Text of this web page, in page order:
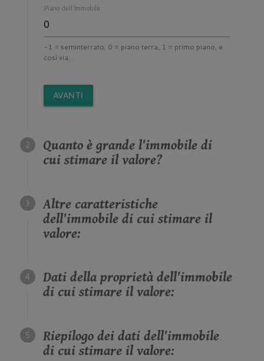
Piano dell'immobile:
-1 = seminterrato, 0 = piano terra, 1 = primo piano, e
così via...
AVANTI
Quanto è grande l'immobile di
cui stimare il valore?
Altre caratteristiche
dell'immobile di cui stimare il
valore:
Dati della proprietà dell'immobile
di cui stimare il valore:
Riepilogo dei dati dell'immobile
di cui stimare il valore: